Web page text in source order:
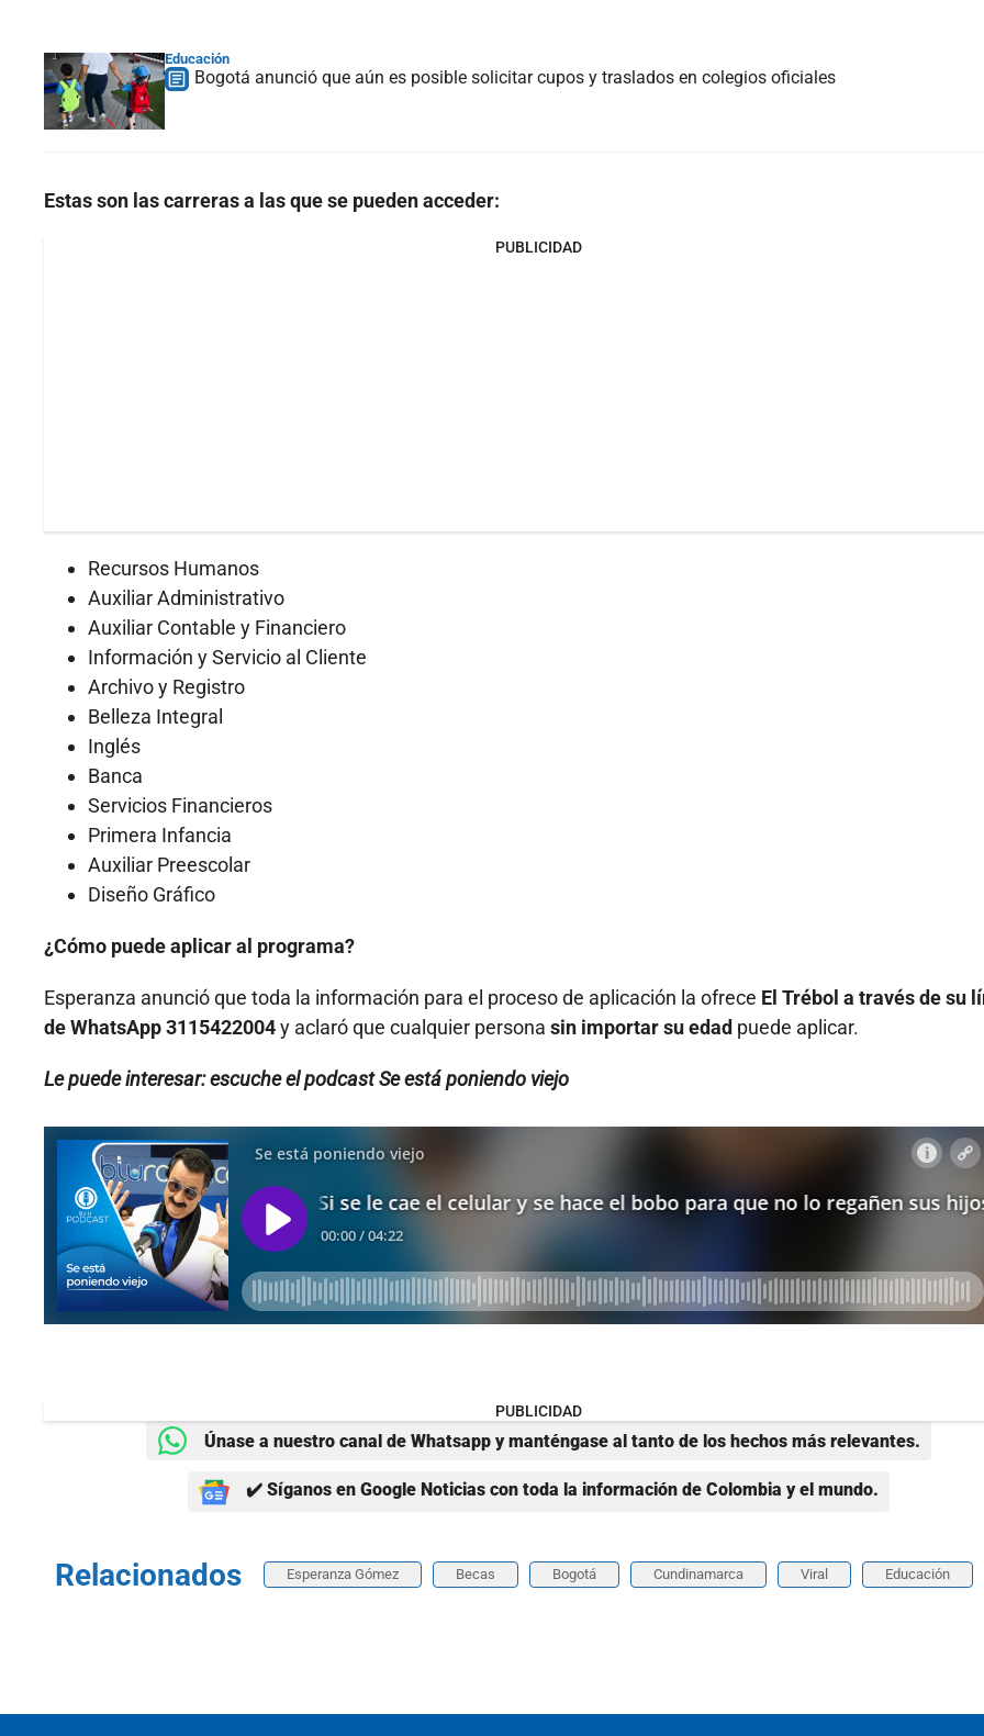
Educación
Bogotá anunció que aún es posible solicitar cupos y traslados en colegios oficiales
Estas son las carreras a las que se pueden acceder:
PUBLICIDAD
Recursos Humanos
Auxiliar Administrativo
Auxiliar Contable y Financiero
Información y Servicio al Cliente
Archivo y Registro
Belleza Integral
Inglés
Banca
Servicios Financieros
Primera Infancia
Auxiliar Preescolar
Diseño Gráfico
¿Cómo puede aplicar al programa?
Esperanza anunció que toda la información para el proceso de aplicación la ofrece El Trébol a través de su
de WhatsApp 3115422004y aclaró que cualquier persona sin importar su edad puede aplicar.
Le puede interesar: escuche el podcast Se está poniendo viejo
PUBLICIDAD
Únase a nuestro canal de Whatsapp y manténgase al tanto de los hechos más relevantes.
✔️ Síganos en Google Noticias con toda la información de Colombia y el mundo.
Relacionados Esperanza Gómez Becas Bogotá Cundinamarca Viral Educación